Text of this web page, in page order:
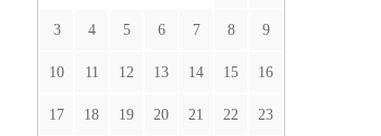
3 4 5 6 7 8 9
10 11 12 13 14 15 16
17 18 19 20 21 22 23